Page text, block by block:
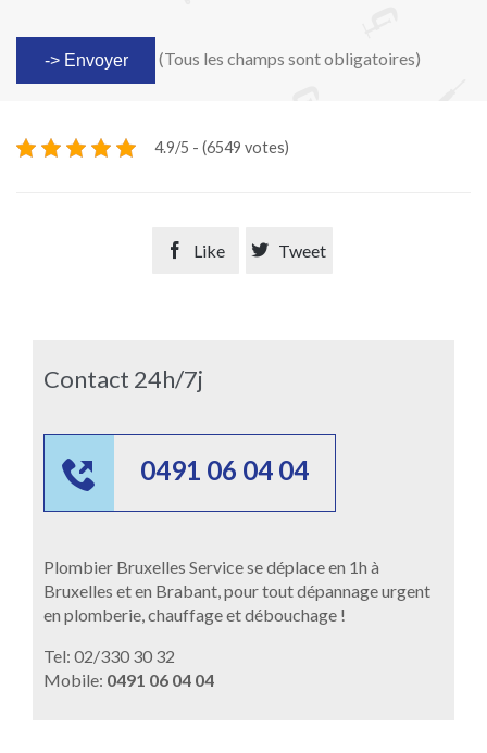
(Tous les champs sont obligatoires)
4.9/5 - (6549 votes)
 Like  Tweet
Contact 24h/7j
 0491 06 04 04
Plombier Bruxelles Service se déplace en 1h à
Bruxelles et en Brabant, pour tout dépannage urgent
en plomberie, chauffage et débouchage !
Tel: 02/330 30 32
Mobile: 0491 06 04 04